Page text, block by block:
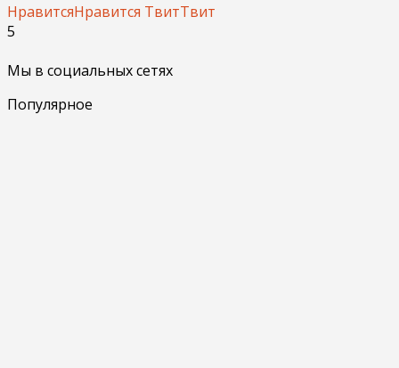
НравитсяНравится ТвитТвит
5
Мы в социальных сетях
Популярное